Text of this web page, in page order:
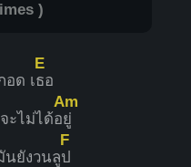
)
อด เ
E
ธอ
ะไม่ได้อ
Am
ยู่
นยังวนลู
F
ป